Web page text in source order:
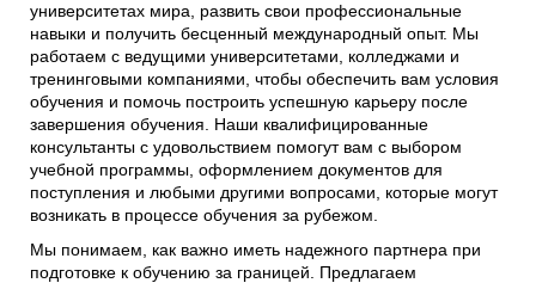
университетах мира, развить свои профессиональные
навыки и получить бесценный международный опыт. Мы
работаем с ведущими университетами, колледжами и
тренинговыми компаниями, чтобы обеспечить вам условия
обучения и помочь построить успешную карьеру после
завершения обучения. Наши квалифицированные
консультанты с удовольствием помогут вам с выбором
учебной программы, оформлением документов для
поступления и любыми другими вопросами, которые могут
возникать в процессе обучения за рубежом.
Мы понимаем, как важно иметь надежного партнера при
подготовке к обучению за границей. Предлагаем